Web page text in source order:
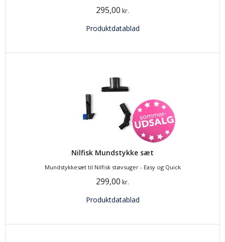
295,00 kr.
Produktdatablad
Nilfisk Mundstykke sæt
Mundstykkesæt til Nilfisk støvsuger - Easy og Quick
299,00 kr.
Produktdatablad